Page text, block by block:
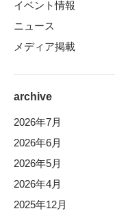
イベント情報
ニュース
メディア掲載
archive
2026年7月
2026年6月
2026年5月
2026年4月
2025年12月